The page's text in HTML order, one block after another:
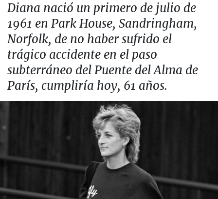
Diana nació un primero de julio de
1961 en Park House, Sandringham,
Norfolk, de no haber sufrido el
trágico accidente en el paso
subterráneo del Puente del Alma de
París, cumpliría hoy, 61 años.